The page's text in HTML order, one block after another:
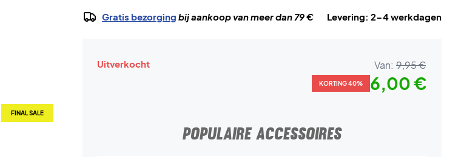
FINAL SALE
Gratis bezorging bij aankoop van meer dan 79 € Levering: 2-4 werkdagen
Uitverkocht Van: 9,95 €
KORTING 40% 6,00 €
POPULAIRE ACCESSOIRES